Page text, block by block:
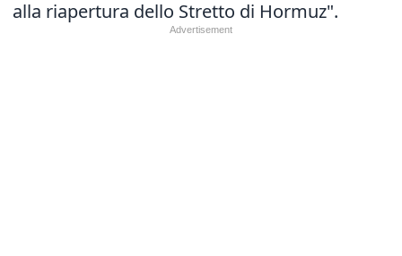
alla riapertura dello Stretto di Hormuz".